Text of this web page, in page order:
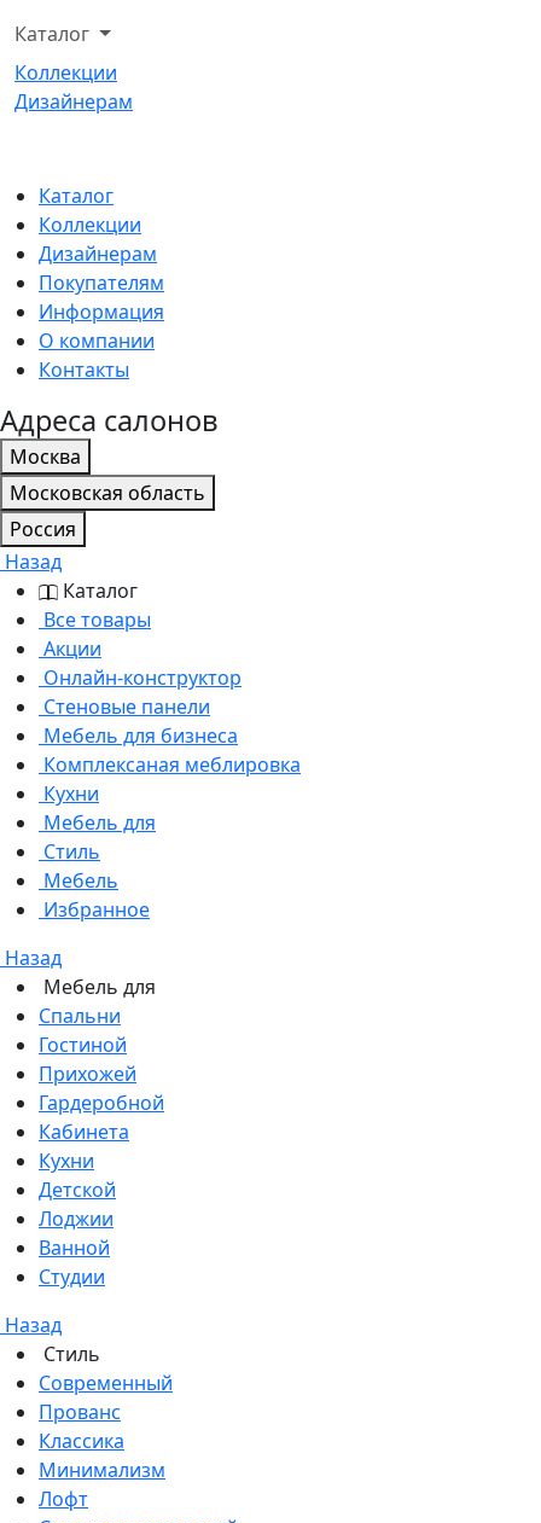
Каталог
Коллекции
Дизайнерам
Каталог
Коллекции
Дизайнерам
Покупателям
Информация
О компании
Контакты
Адреса салонов
Москва
Московская область
Россия
Назад
Каталог
Все товары
Акции
Онлайн-конструктор
Стеновые панели
Мебель для бизнеса
Комплексаная меблировка
Кухни
Мебель для
Стиль
Мебель
Избранное
Назад
Мебель для
Спальни
Гостиной
Прихожей
Гардеробной
Кабинета
Кухни
Детской
Лоджии
Ванной
Студии
Назад
Стиль
Современный
Прованс
Классика
Минимализм
Лофт